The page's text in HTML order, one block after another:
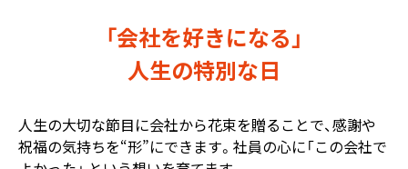
「会社を好きになる」
人生の特別な日
人生の大切な節目に会社から花束を贈ることで、感謝や
祝福の気持ちを“形”にできます。社員の心に「この会社で